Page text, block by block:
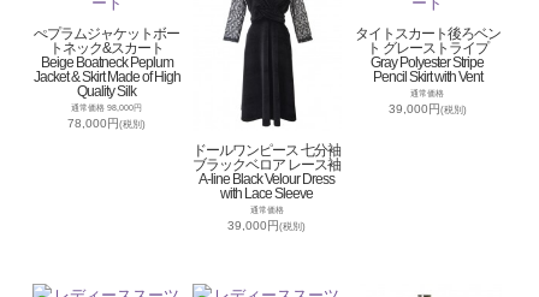
ぺプラムジャケットボー
トネック&スカート
Beige Boatneck Peplum
Jacket & Skirt Made of High
Quality Silk
通常価格 98,000円
78,000円(税別)
ドールワンピース 七分袖
ブラックベロア レース袖
A-line Black Velour Dress
with Lace Sleeve
通常価格
39,000円(税別)
タイトスカート後ろベン
ト グレーストライプ
Gray Polyester Stripe
Pencil Skirt with Vent
通常価格
39,000円 (税別)